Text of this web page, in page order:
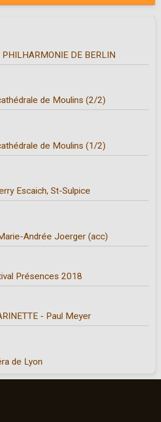
DE BERLIN
de Moulins (2/2)
de Moulins (1/2)
Escaich, St-Sulpice
Andrée Joerger (acc)
Présences 2018
- Paul Meyer
de Lyon